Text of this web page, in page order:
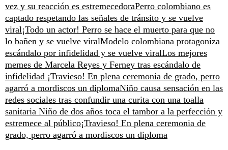
vez y su reacción es estremecedoraPerro colombiano es
captado respetando las señales de tránsito y se vuelve
viral¡Todo un actor! Perro se hace el muerto para que no
lo bañen y se vuelve viralModelo colombiana protagoniza
escándalo por infidelidad y se vuelve viralLos mejores
memes de Marcela Reyes y Ferney tras escándalo de
infidelidad ¡Travieso! En plena ceremonia de grado, perro
agarró a mordiscos un diplomaNiño causa sensación en las
redes sociales tras confundir una curita con una toalla
sanitaria Niño de dos años toca el tambor a la perfección y
estremece al público¡Travieso! En plena ceremonia de
grado, perro agarró a mordiscos un diploma